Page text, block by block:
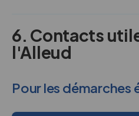
6. Contacts
l'Alleud
Pour les démarches